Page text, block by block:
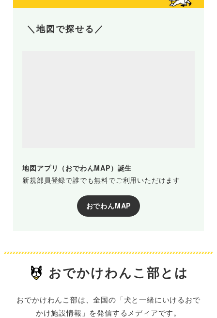
＼地図で探せる／
地図アプリ（おでわんMAP）誕生
新規部員登録で誰でも無料でご利用いただけます
おでわんMAP
おでかけわんこ部とは
おでかけわんこ部は、全国の「犬と一緒にいけるおで
かけ施設情報」を発信するメディアです。